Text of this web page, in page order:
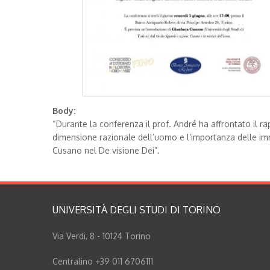
Body:
“Durante la conferenza il prof. André ha affrontato il
dimensione razionale dell’uomo e l’importanza delle
Cusano nel De visione Dei”.
UNIVERSITÀ DEGLI STUDI DI TORINO
Via Verdi, 8 - 10124 Torino
Centralino +39 011 6706111